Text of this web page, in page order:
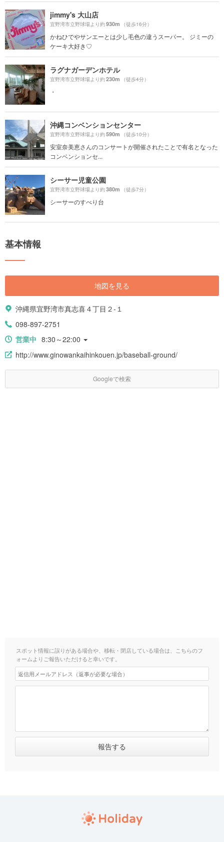
jimmy's 大山店
宜野湾市立野球場より約930m （徒歩16分）
かねひでやサンエーとは少し毛色の違うスーパー。 ジミーの
ケーキ大好き♡
ラグナガーデンホテル
宜野湾市立野球場より約230m （徒歩4分）
・
沖縄コンベンションセンター
宜野湾市立野球場より約590m （徒歩10分）
安室奈美恵さんのコンサートが開催されたことで有名となった
コンベンションセ...
シーサー児童公園
宜野湾市立野球場より約380m （徒歩7分）
シーサーのすべり台
基本情報
地図を見る
沖縄県宜野湾市真志喜４丁目２-１
098-897-2751
営業中 8:30～22:00
http://www.ginowankaihinkouen.jp/baseball-ground/
Googleで検索
スポット情報に誤りがある場合や、移転・閉店している場合は、こちらのフ
ォームよりご報告いただけると幸いです。